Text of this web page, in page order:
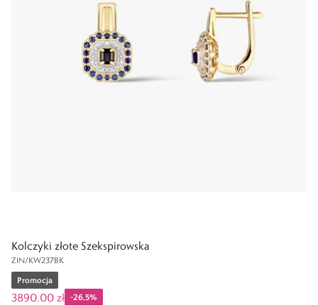
Kolczyki złote Szekspirowska
ZIN/KW237BK
Promocja
3890,00 zł -26,5%